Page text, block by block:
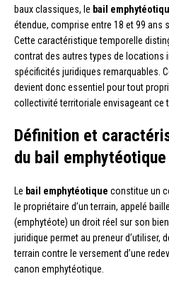
baux classiques, le bail
étendue, comprise entre 18 et 99 ans
Cette caractéristique temporelle
contrat des autres types de locations
spécificités juridiques remarquables.
devient donc essentiel pour tout
collectivité territoriale envisageant ce
Définition et
du bail emphytéotique
Le bail emphytéotique constitue un
le propriétaire d’un terrain, appelé
(emphytéote) un droit réel sur son
juridique permet au preneur d’utiliser,
terrain contre le versement d’une
canon emphytéotique.